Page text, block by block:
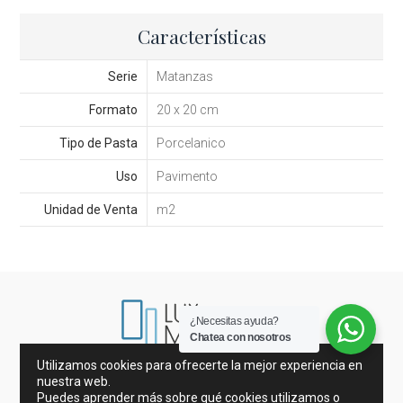
Características
Serie Matanzas
Formato 20 x 20 cm
Tipo de Pasta Porcelanico
Uso Pavimento
Unidad de Venta m2
Mármoles de España e Italia
Porcelánicos y Azulejos
Mosaicos
Utilizamos cookies para ofrecerte la mejor experiencia en
nuestra web.
Puedes aprender más sobre qué cookies utilizamos o
¿Necesitas ayuda?
Chatea con nosotros